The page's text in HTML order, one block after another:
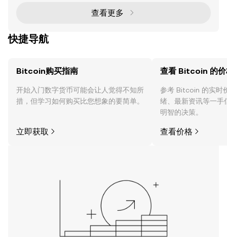
供全面分析。 最近的价格飙升与交易量 关键亮点： 价
格飙升 ：BABYBTC在过去24小时内价格上涨了10
查看更多
快捷导航
Bitcoin购买指南
开始入门数字货币可能会让人觉得不知所
措，但学习如何购买比您想象的要简单。
立即获取
查看 Bitcoin 的
参考 Bitcoin 的实时
绪、最新资讯等一手
明智的决策。
查看价格